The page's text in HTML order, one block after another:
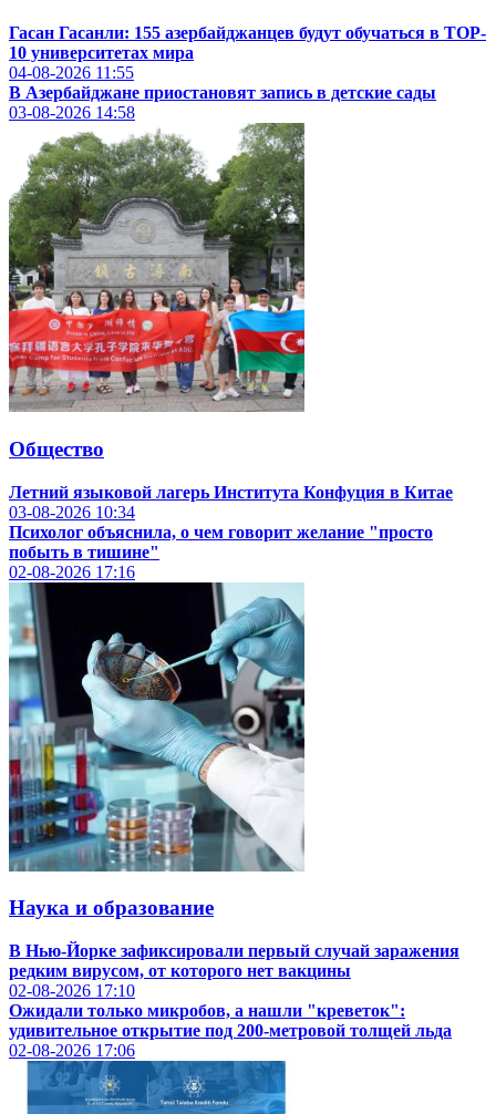
Гасан Гасанли: 155 азербайджанцев будут обучаться в TOP-
10 университетах мира
04-08-2026 11:55
В Азербайджане приостановят запись в детские сады
03-08-2026 14:58
Общество
Летний языковой лагерь Института Конфуция в Китае
03-08-2026 10:34
Психолог объяснила, о чем говорит желание "просто
побыть в тишине"
02-08-2026 17:16
Наука и образование
В Нью-Йорке зафиксировали первый случай заражения
редким вирусом, от которого нет вакцины
02-08-2026 17:10
Ожидали только микробов, а нашли "креветок":
удивительное открытие под 200-метровой толщей льда
02-08-2026 17:06